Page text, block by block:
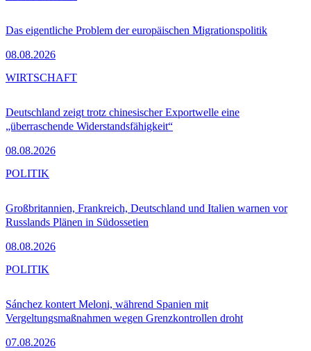
Das eigentliche Problem der europäischen Migrationspolitik
08.08.2026
Deutschland zeigt trotz chinesischer Exportwelle eine
„überraschende Widerstandsfähigkeit“
08.08.2026
WIRTSCHAFT
Großbritannien, Frankreich, Deutschland und Italien warnen vor
Russlands Plänen in Südossetien
08.08.2026
POLITIK
Sánchez kontert Meloni, während Spanien mit
Vergeltungsmaßnahmen wegen Grenzkontrollen droht
07.08.2026
POLITIK